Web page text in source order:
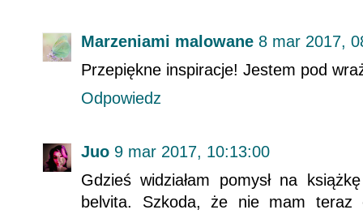
Marzeniami malowane 8 mar 2017,
Przepiękne inspiracje! Jestem pod
Odpowiedz
Juo 9 mar 2017, 10:13:00
Gdzieś widziałam pomysł na
belvita. Szkoda, że nie mam teraz